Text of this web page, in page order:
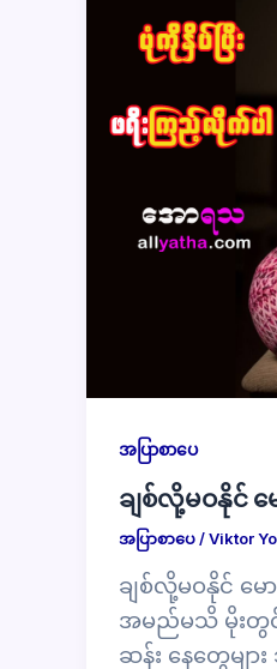
အပြာစာပေ
ချစ်လို့မဝနိုင်
အပြာစာပေ/Viktor
ချစ်လို့မဝနိုင် မ
အမည်မသိ မိုးတွင်
ဆန်း နေတွေမျာ